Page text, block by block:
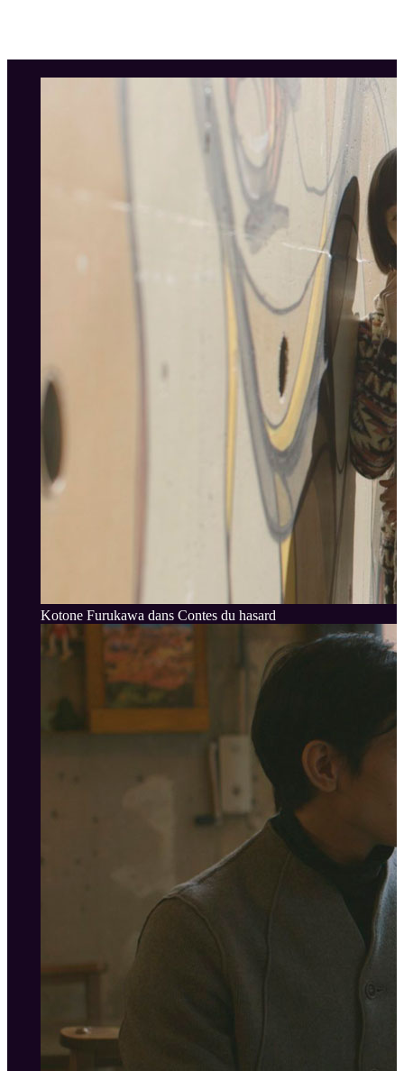
Kotone Furukawa dans Contes du hasard